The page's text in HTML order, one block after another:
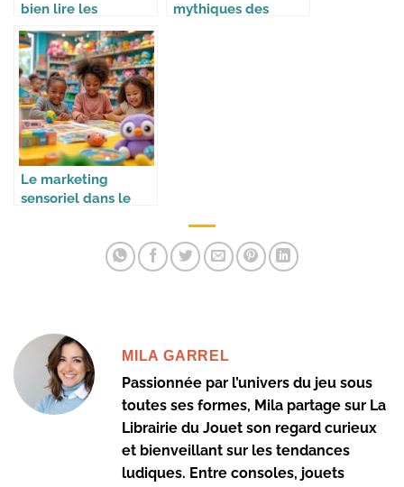
bien lire les
étiquettes
mythiques des
Le marketing
sensoriel dans le
MILA GARREL
Passionnée par l’univers du jeu sous
toutes ses formes, Mila partage sur La
Librairie du Jouet son regard curieux
et bienveillant sur les tendances
ludiques. Entre consoles, jouets